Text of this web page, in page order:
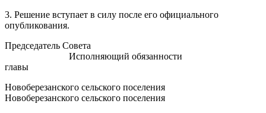
3. Решение вступает в силу после его официального
опубликования.
Председатель Совета
Исполняющий обязанности
главы
Новоберезанского сельского поселения
Новоберезанского сельского поселения